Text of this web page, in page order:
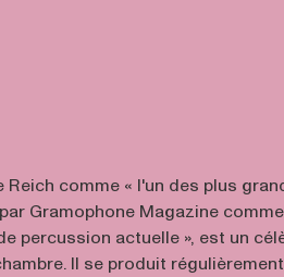
comme « l'un des plus
Gramophone Magazine
percussion actuelle », est un
Il se produit